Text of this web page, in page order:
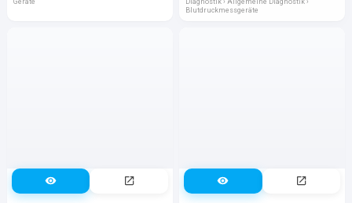
Geräte
Diagnostik › Allgemeine Diagnostik ›
Blutdruckmessgeräte